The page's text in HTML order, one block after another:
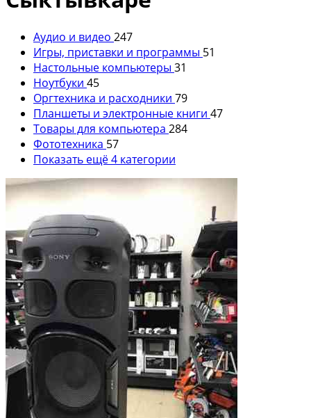
Аудио и видео 247
Игры, приставки и программы 51
Настольные компьютеры 31
Ноутбуки 45
Оргтехника и расходники 79
Планшеты и электронные книги 47
Товары для компьютера 284
Фототехника 57
Показать ещё 4 категории